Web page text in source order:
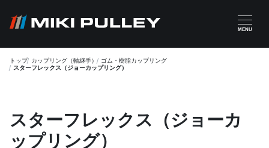
MENU
トップ カップリング（軸継手）
ゴム・樹脂カップリング
スターフレックス（ジョーカップリング）
スターフレックス（ジョーカ
ップリング）